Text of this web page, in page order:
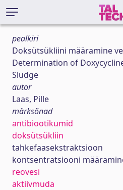
pealkiri
Doksütsükliini määramine
Determination of
Sludge
autor
Laas, Pille
märksõnad
antibiootikumid
doksütsükliin
tahkefaasekstraktsioon
kontsentratsiooni
reovesi
aktiivmuda